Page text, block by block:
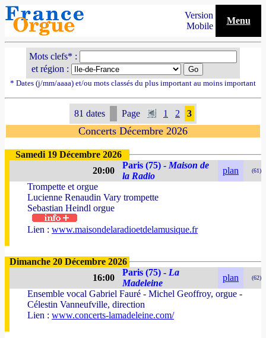
Version
Mobile
Menu
Mots clefs* :
et région :
* Dates (j/mm/aaaa) et/ou mots classés du plus important au moins important
81 dates Page 1 2 3
Concerts Décembre 2026
Samedi 19 Décembre 2026
20:00
Paris (75) - Maison de
la Radio
plan (61)
Trompette et orgue
Lucienne Renaudin Vary trompette
Sebastian Heindl orgue
Lien : www.maisondelaradioetdelamusique.fr
Dimanche 20 Décembre 2026
16:00
Paris (75) - La
Madeleine
plan (62)
Ensemble vocal Gabriel Fauré - Michel Geoffroy, orgue -
Célestin Vanneufville, direction
Lien : www.concerts-lamadeleine.com/